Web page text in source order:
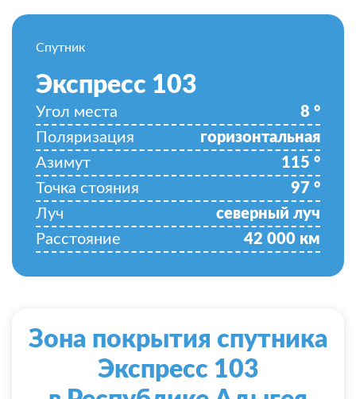
Спутник
Экспресс 103
Угол места 8 °
Поляризация
горизонтальная
Азимут
115 °
Точка стояния
97 °
Луч
северный луч
Расстояние
42 000 км
Зона покрытия спутника
Экспресс 103